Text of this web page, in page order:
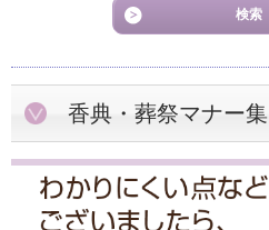
香典・葬祭マナー集